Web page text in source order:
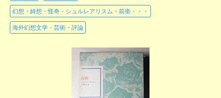
幻想・綺想・怪奇・シュルレアリスム・前衛・・・
海外幻想文学・芸術・評論